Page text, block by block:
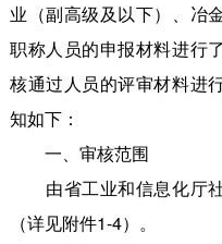
业（副高级及以下）、冶
职称人员的申报材料进行
核通过人员的评审材料进
知如下：
一、审核范围
由省工业和信息化厅社
（详见附件1-4）。